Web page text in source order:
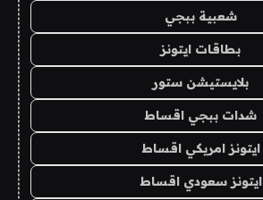
شعبية ببجي
بطاقات ايتونز
بلايستيشن ستور
شدات ببجي اقساط
ايتونز امريكي اقساط
ايتونز سعودي اقساط